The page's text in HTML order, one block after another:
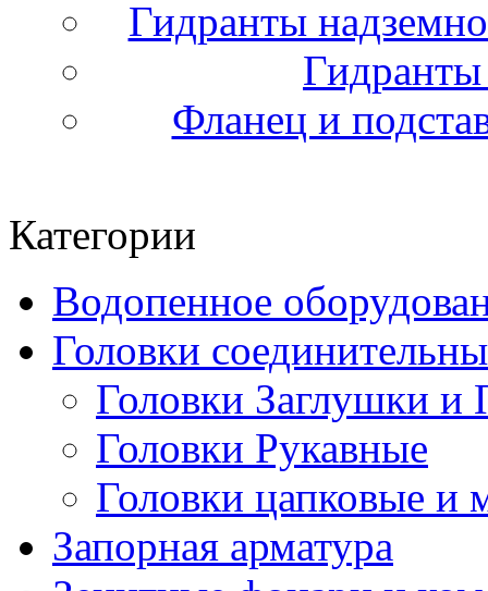
Гидранты
Фланец и
Категории
Водопенное
Головки
Головки Заглушки и
Головки Рукавные
Головки цапковые и
Запорная арматура